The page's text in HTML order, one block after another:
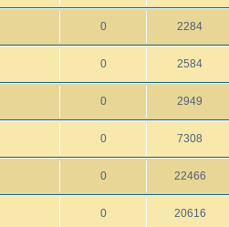
0 2284
0 2584
0 2949
0 7308
0 22466
0 20616